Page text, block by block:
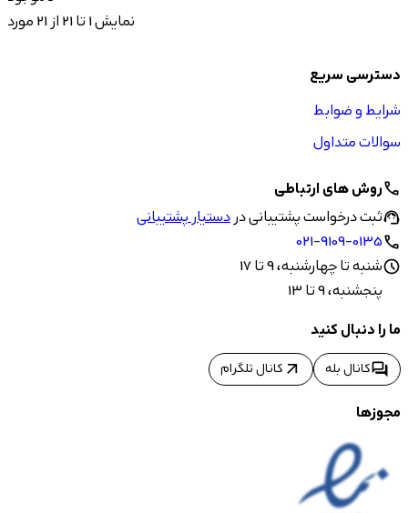
نمایش 1 تا 21 از 21 مورد
دسترسی سریع
شرایط و ضوابط
سوالات متداول
callروش های ارتباطی
support_agentثبت درخواست پشتیبانی دردستیار پشتیبانی
call
021-9109-0135
scheduleشنبه تا چهارشنبه، 9 تا 17
پنجشنبه، 9 تا 13
ما را دنبال کنید
forumکانال بله arrow_outward کانال تلگرام
مجوزها